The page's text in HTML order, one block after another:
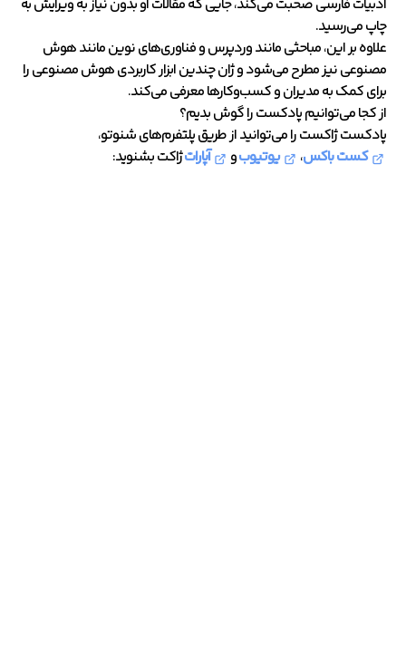
ادبیات فارسی صحبت می‌کند، جایی که مقالات او بدون نیاز به ویرایش به
چاپ می‌رسید.
علاوه بر این، مباحثی مانند وردپرس و فناوری‌های نوین مانند هوش
مصنوعی نیز مطرح می‌شود و ژان چندین ابزار کاربردی هوش مصنوعی را
برای کمک به مدیران و کسب‌وکارها معرفی می‌کند.
از کجا می‌توانیم پادکست را گوش بدیم؟
پادکست ژاکست را می‌توانید از طریق پلتفرم‌های شنوتو،
کست باکس، یوتیوبو آپاراتژاکت بشنوید: